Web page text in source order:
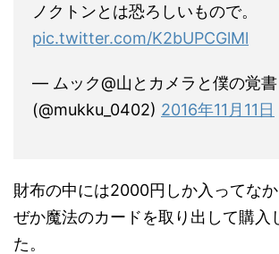
ノクトンとは恐ろしいもので。
pic.twitter.com/K2bUPCGlMl
— ムック@山とカメラと僕の覚書
(@mukku_0402) 2016年11月11日
財布の中には2000円しか入ってな
ぜか魔法のカードを取り出して購入
た。